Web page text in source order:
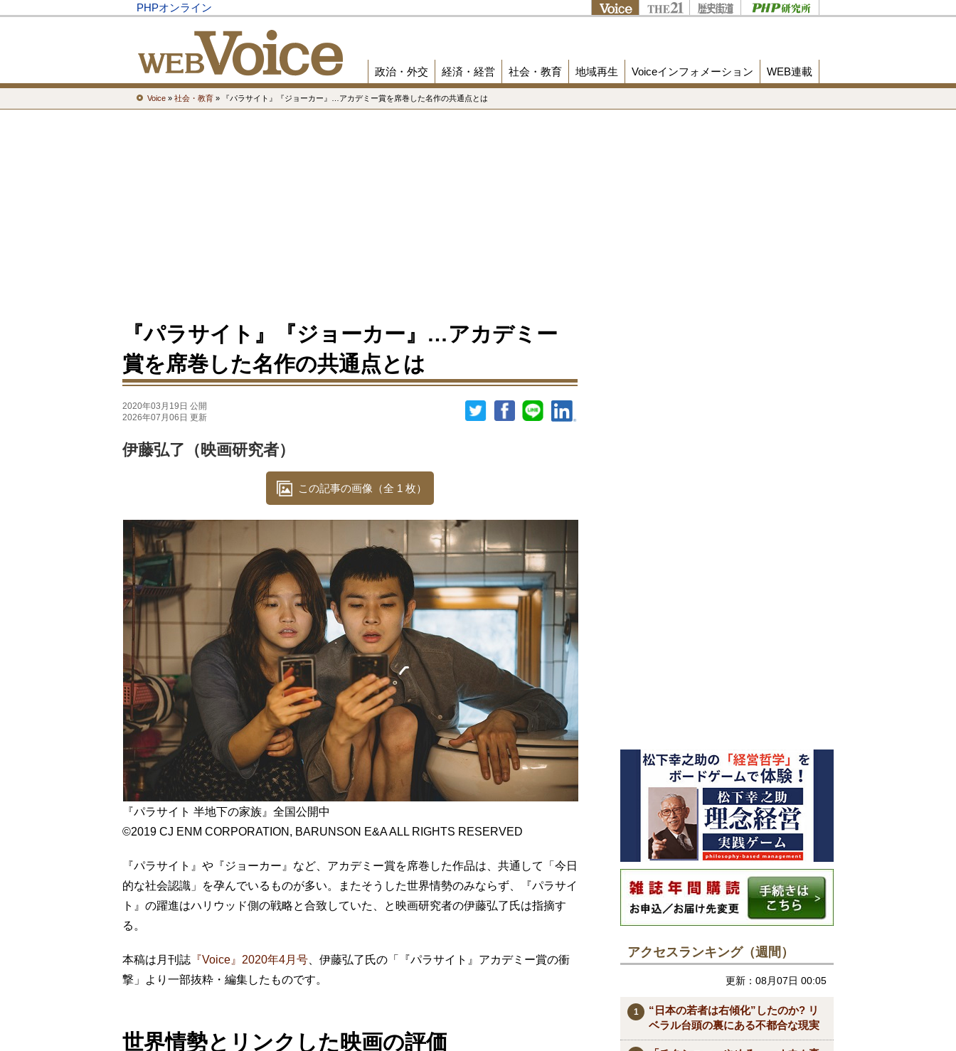
PHPオンライン
政治・外交 経済・経営 社会・教育 地域再生 Voiceインフォメーション WEB連載
Voice » 社会・教育 » 『パラサイト』『ジョーカー』…アカデミー賞を席巻した名作の共通点とは
『パラサイト』『ジョーカー』…アカデミー
賞を席巻した名作の共通点とは
2020年03月19日 公開
2026年07月06日 更新
伊藤弘了（映画研究者）
この記事の画像（全 1 枚）
『パラサイト 半地下の家族』全国公開中
©2019 CJ ENM CORPORATION, BARUNSON E&A ALL RIGHTS RESERVED
『パラサイト』や『ジョーカー』など、アカデミー賞を席巻した作品は、共通して「今日
的な社会認識」を孕んでいるものが多い。またそうした世界情勢のみならず、『パラサイ
ト』の躍進はハリウッド側の戦略と合致していた、と映画研究者の伊藤弘了氏は指摘す
る。
本稿は月刊誌 『Voice』2020年4月号 、伊藤弘了氏の「『パラサイト』アカデミー賞の衝
撃」より一部抜粋・編集したものです。
世界情勢とリンクした映画の評価
アクセスランキング（週間）
更新：08月07日 00:05
“日本の若者は右傾化”したのか? リ
ベラル台頭の裏にある不都合な現実